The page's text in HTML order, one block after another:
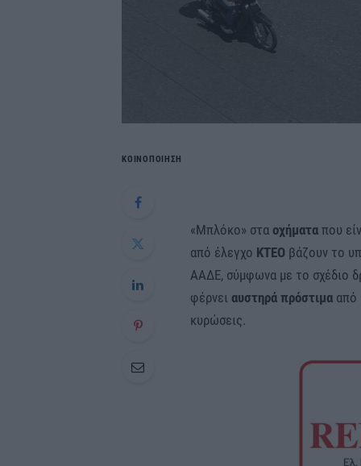
ΚΟΙΝΟΠΟΙΗΣΗ
«Μπλόκο» σταοχήματαπου
από έλεγχο ΚΤΕΟβάζουν το
ΑΑΔΕ, σύμφωνα με το σχέδιο
φέρνει αυστηρά πρόστιμααπό
κυρώσεις.